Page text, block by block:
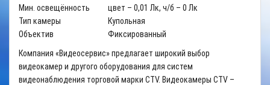
Мин. освещённость
цвет – 0,01 Лк, ч/б – 0 Лк
Тип камеры
Купольная
Объектив
Фиксированный
Компания «Видеосервис» предлагает широкий выбор
видеокамер и другого оборудования для систем
видеонаблюдения торговой марки CTV. Видеокамеры CTV –